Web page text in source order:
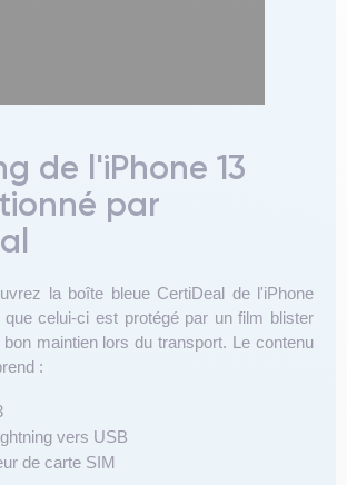
de l'iPhone 13
par
la boîte bleue CertiDeal de l'iPhone
celui-ci est protégé par un film blister
maintien lors du transport. Le contenu
:
vers USB
de carte SIM